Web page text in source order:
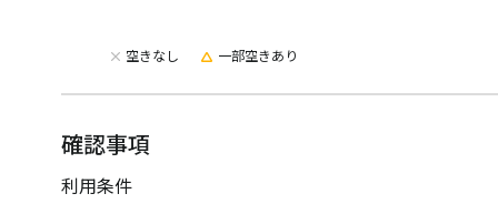
空きなし 一部空きあり
確認事項
利用条件